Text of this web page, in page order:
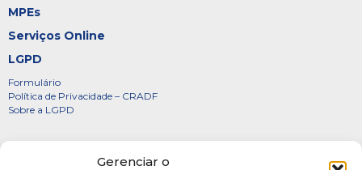
Gerenciar o
MPEs
Serviços Online
LGPD
Formulário
Política de Privacidade – CRADF
Sobre a LGPD